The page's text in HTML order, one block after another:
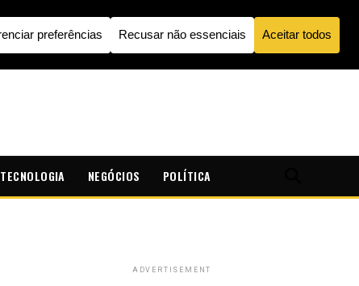
TECNOLOGIA NEGÓCIOS POLÍTICA
ADVERTISEMENT